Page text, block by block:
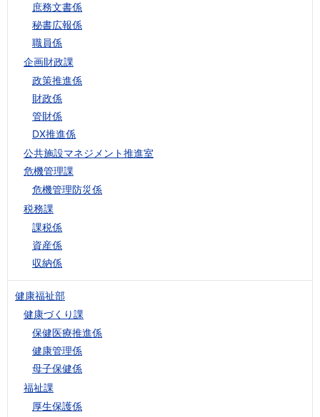
庶務文書係
秘書広報係
職員係
企画財政課
政策推進係
財政係
管財係
DX推進係
公共施設マネジメント推進室
危機管理課
危機管理防災係
税務課
課税係
資産係
収納係
健康福祉部
健康づくり課
保健医療推進係
健康管理係
母子保健係
福祉課
厚生保護係